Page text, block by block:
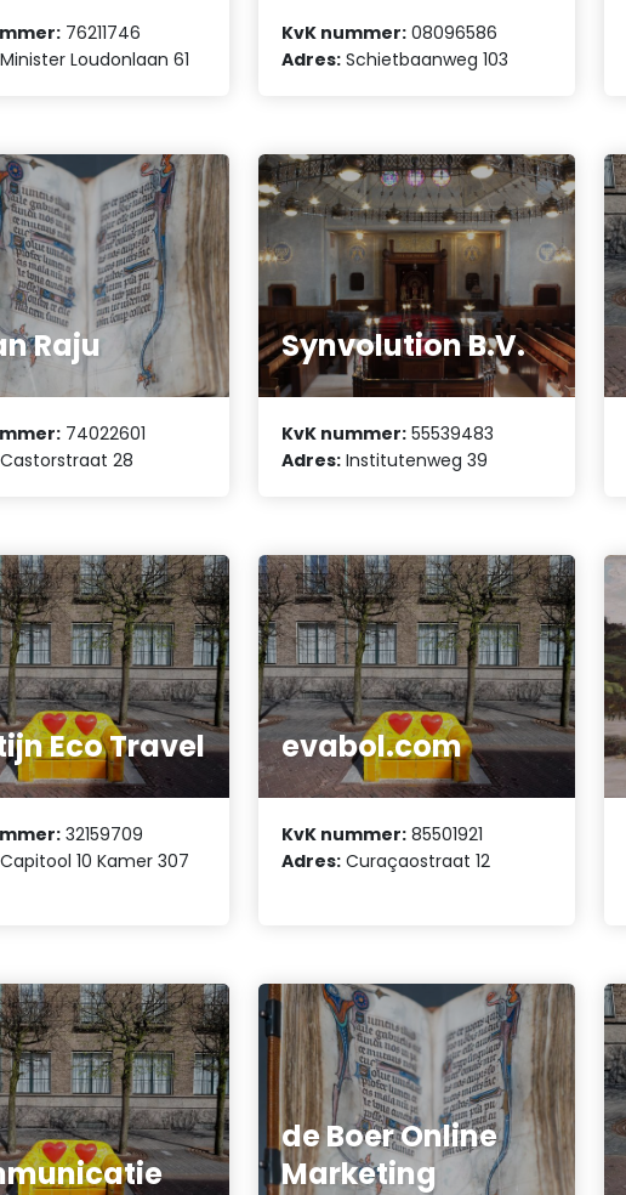
76211746
Minister Loudonlaan 61
KvK nummer: 08096586
Adres: Schietbaanweg 103
Raju
74022601
Castorstraat 28
Synvolution B.V.
KvK nummer: 55539483
Adres: Institutenweg 39
Eco Travel
32159709
Capitool 10 Kamer 307
evabol.com
KvK nummer: 85501921
Adres: Curaçaostraat 12
de Boer Online
Marketing